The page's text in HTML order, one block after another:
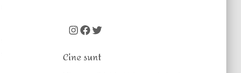
o
Instagram Facebook Twitter
Cine sunt